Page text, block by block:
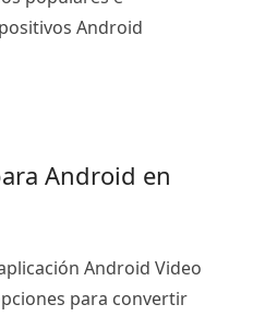
Android
Android en
Android Video
para convertir